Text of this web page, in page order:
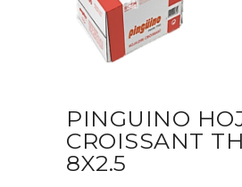
PINGUINO
CROISSANT
8X2.5